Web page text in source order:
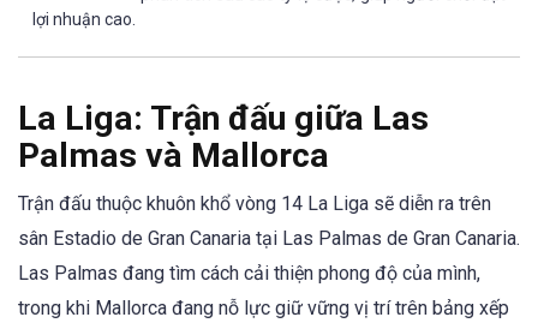
lợi nhuận cao.
La Liga: Trận đấu giữa Las
Palmas và Mallorca
Trận đấu thuộc khuôn khổ vòng 14 La Liga sẽ diễn ra trên
sân Estadio de Gran Canaria tại Las Palmas de Gran Canaria.
Las Palmas đang tìm cách cải thiện phong độ của mình,
trong khi Mallorca đang nỗ lực giữ vững vị trí trên bảng xếp